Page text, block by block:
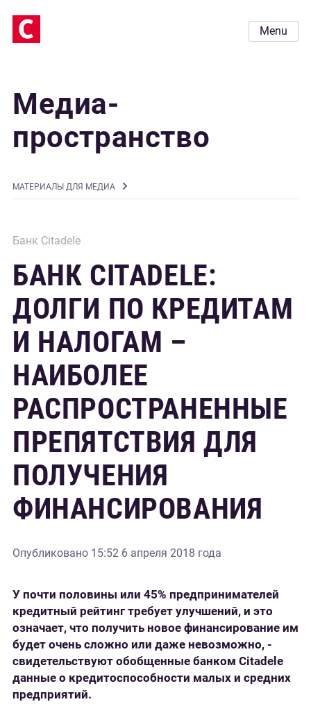
Menu
Медиа-
пространство
MАТЕРИАЛЫ ДЛЯ МЕДИА
Банк Citadele
БАНК CITADELE:
ДОЛГИ ПО КРЕДИТАМ
И НАЛОГАМ –
НАИБОЛЕЕ
РАСПРОСТРАНЕННЫЕ
ПРЕПЯТСТВИЯ ДЛЯ
ПОЛУЧЕНИЯ
ФИНАНСИРОВАНИЯ
Опубликовано 15:52 6 апреля 2018 года
У почти половины или 45% предпринимателей
кредитный рейтинг требует улучшений, и это
означает, что получить новое финансирование им
будет очень сложно или даже невозможно, -
свидетельствуют обобщенные банком Citadele
данные о кредитоспособности малых и средних
предприятий.